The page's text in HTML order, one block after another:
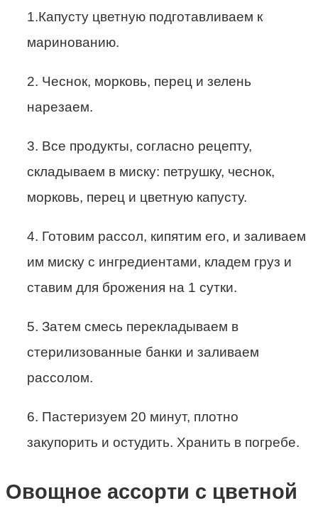
1.Капусту цветную подготавливаем к
маринованию.
2. Чеснок, морковь, перец и зелень
нарезаем.
3. Все продукты, согласно рецепту,
складываем в миску: петрушку, чеснок,
морковь, перец и цветную капусту.
4. Готовим рассол, кипятим его, и заливаем
им миску с ингредиентами, кладем груз и
ставим для брожения на 1 сутки.
5. Затем смесь перекладываем в
стерилизованные банки и заливаем
рассолом.
6. Пастеризуем 20 минут, плотно
закупорить и остудить. Хранить в погребе.
Овощное ассорти с цветной